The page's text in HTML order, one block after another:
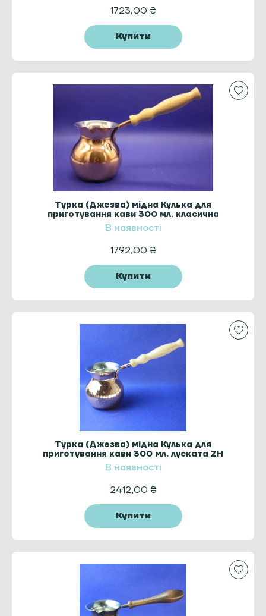
1723,00 ₴
Купити
Турка (Джезва) мідна Кулька для
приготування кави 300 мл. класична
ZH
В наявності
1792,00 ₴
Купити
Турка (Джезва) мідна Кулька для
приготування кави 300 мл. луската ZH
В наявності
2412,00 ₴
Купити